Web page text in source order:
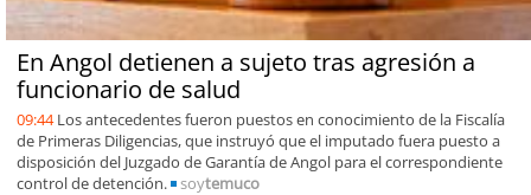
En Angol detienen a sujeto tras agresión a
funcionario de salud
09:44 Los antecedentes fueron puestos en conocimiento de la Fiscalía
de Primeras Diligencias, que instruyó que el imputado fuera puesto a
disposición del Juzgado de Garantía de Angol para el correspondiente
control de detención.
soytemuco